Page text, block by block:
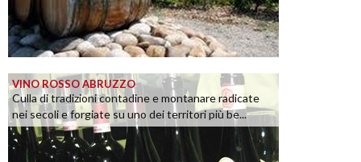
VINO ROSSO ABRUZZO
Culla di tradizioni contadine e montanare radicate
nei secoli e forgiate su uno dei territori più be...